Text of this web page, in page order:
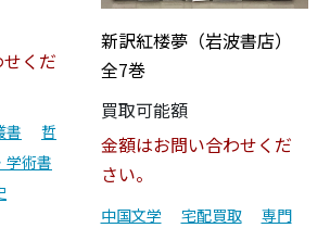
くだ
書
哲
学術書
新訳紅楼夢（岩波書店）
全7巻
買取可能額
金額はお問い合わせくだ
さい。
中国文学 宅配買取
専門